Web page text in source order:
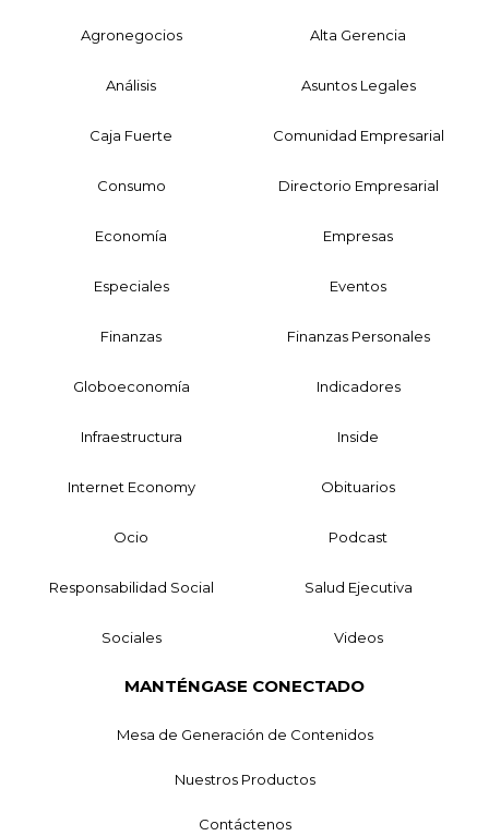
Agronegocios Alta Gerencia
Análisis Asuntos Legales
Caja Fuerte Comunidad Empresarial
Consumo Directorio Empresarial
Economía Empresas
Especiales Eventos
Finanzas Finanzas Personales
Globoeconomía Indicadores
Infraestructura Inside
Internet Economy Obituarios
Ocio Podcast
Responsabilidad Social Salud Ejecutiva
Sociales Videos
MANTÉNGASE CONECTADO
Mesa de Generación de Contenidos
Nuestros Productos
Contáctenos